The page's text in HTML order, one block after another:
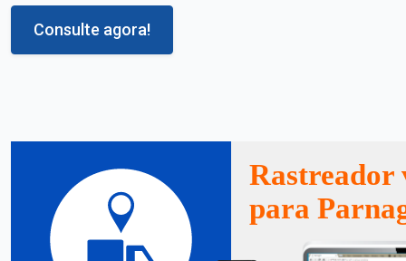
Consulte agora!
Rastreador
para